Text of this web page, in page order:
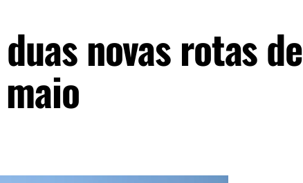
novas rotas de